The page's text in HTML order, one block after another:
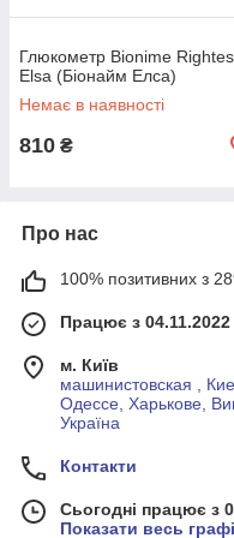
Глюкометр Bionime
Elsa (Біонайм Елса)
Немає в наявності
810 ₴
Про нас
100% позитивних з
Працює з 04.11.2022
м. Київ
машинистовская ,
Одессе, Харькове,
Україна
Контакти
Сьогодні працює з
Показати весь